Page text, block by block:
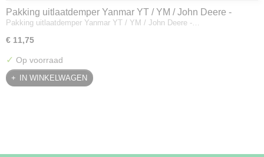
Pakking uitlaatdemper Yanmar YT / YM / John Deere -
128300-13230
Pakking uitlaatdemper Yanmar YT / YM / John Deere -…
€ 11,75
✓ Op voorraad
IN WINKELWAGEN